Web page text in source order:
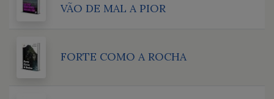
VÃO DE MAL A PIOR
FORTE COMO A ROCHA